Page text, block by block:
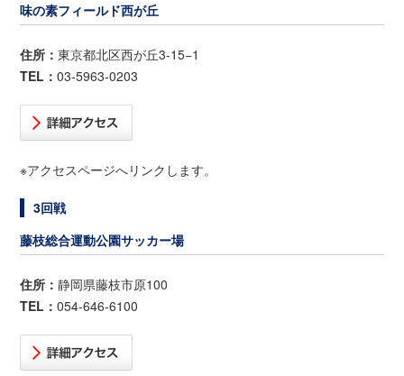
味の素フィールド西が丘
住所：東京都北区西が丘3-15−1
TEL：03-5963-0203
※アクセスページへリンクします。
3回戦
藤枝総合運動公園サッカー場
住所：静岡県藤枝市原100
TEL：054-646-6100